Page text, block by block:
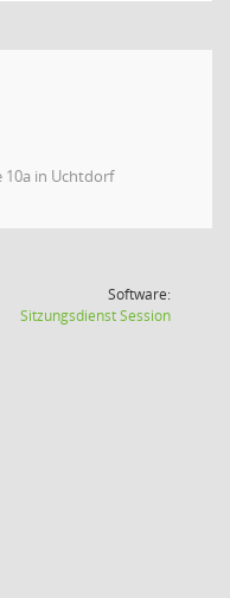
10a in Uchtdorf
Software:
SitzungsdienstSession(Wird in